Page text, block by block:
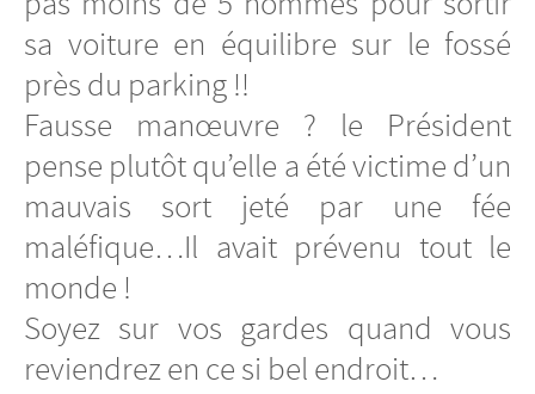
sa voiture en équilibre sur le fossé
près du parking !!
Fausse manœuvre ? le Président
pense plutôt qu’elle a été victime d’un
mauvais sort jeté par une fée
maléfique…Il avait prévenu tout le
monde !
Soyez sur vos gardes quand vous
reviendrez en ce si bel endroit…